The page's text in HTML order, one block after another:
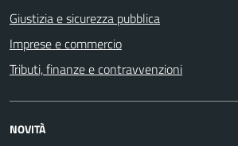
Giustizia e sicurezza pubblica
Imprese e commercio
Tributi, finanze e contravvenzioni
NOVITÀ